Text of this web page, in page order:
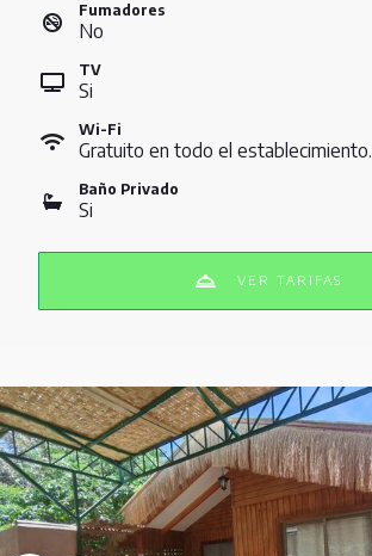
Fumadores
No
TV
Si
Wi-Fi
Gratuito en todo el establecimiento.
Baño Privado
Si
VER TARIFAS